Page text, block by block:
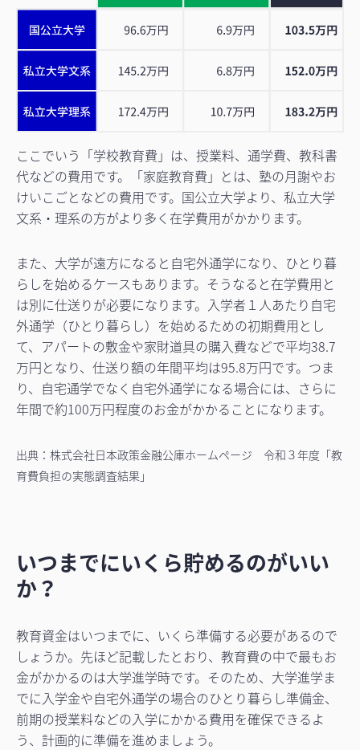
ここでいう「学校教育費」は、授業料、通学費、教科書
代などの費用です。「家庭教育費」とは、塾の月謝やお
けいこごとなどの費用です。国公立大学より、私立大学
文系・理系の方がより多く在学費用がかかります。
また、大学が遠方になると自宅外通学になり、ひとり暮
らしを始めるケースもあります。そうなると在学費用と
は別に仕送りが必要になります。入学者１人あたり自宅
外通学（ひとり暮らし）を始めるための初期費用とし
て、アパートの敷金や家財道具の購入費などで平均38.7
万円となり、仕送り額の年間平均は95.8万円です。つま
り、自宅通学でなく自宅外通学になる場合には、さらに
年間で約100万円程度のお金がかかることになります。
出典：株式会社日本政策金融公庫ホームページ 令和３年度「教
育費負担の実態調査結果」
いつまでにいくら貯めるのがいい
か？
教育資金はいつまでに、いくら準備する必要があるので
しょうか。先ほど記載したとおり、教育費の中で最もお
金がかかるのは大学進学時です。そのため、大学進学ま
でに入学金や自宅外通学の場合のひとり暮らし準備金、
前期の授業料などの入学にかかる費用を確保できるよ
う、計画的に準備を進めましょう。